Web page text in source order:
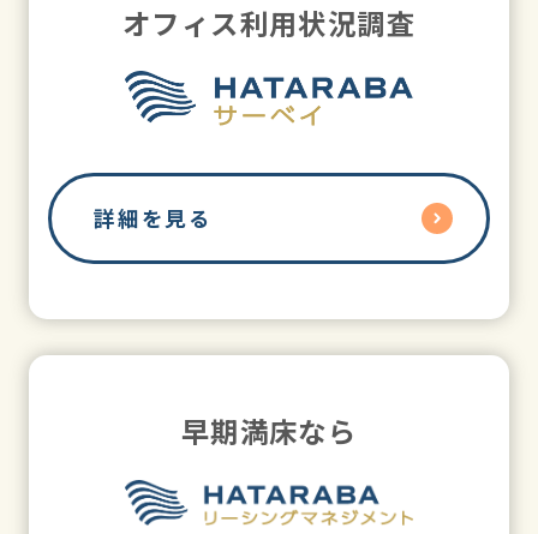
オフィス利用状況調査
詳細を見る
早期満床なら